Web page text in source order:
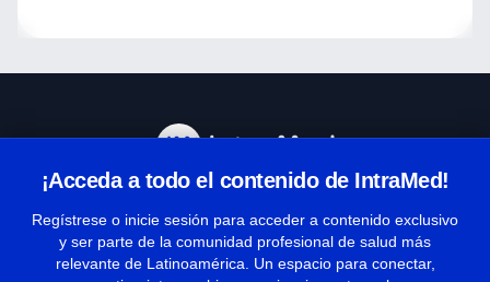
¡Acceda a todo el contenido de IntraMed!
Regístrese o inicie sesión para acceder a contenido exclusivo
y ser parte de la comunidad profesional de salud más
relevante de Latinoamérica. Un espacio para conectar,
Términos y condiciones